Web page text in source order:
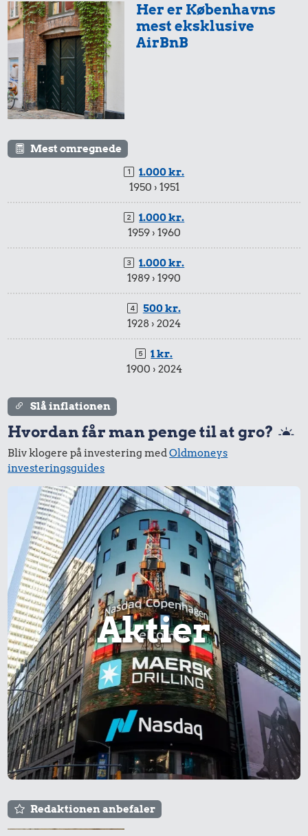
Her er Københavns
mest eksklusive
AirBnB
Mest omregnede
1.000 kr.
1950 › 1951
1.000 kr.
1959 › 1960
1.000 kr.
1989 › 1990
500 kr.
1928 › 2024
1 kr.
1900 › 2024
Slå inflationen
Hvordan får man penge til at gro?
Bliv klogere på investering medOldmoneys
investeringsguides
Aktier
Redaktionen anbefaler